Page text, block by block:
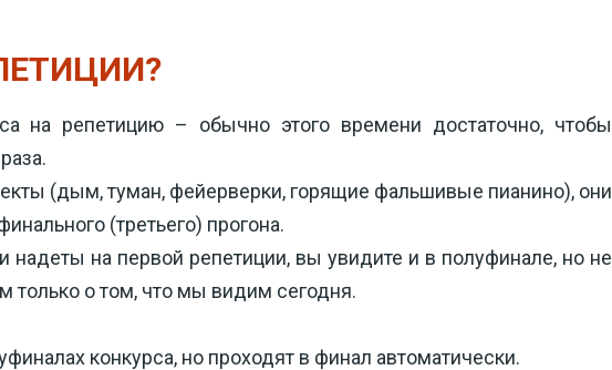
на репетицию – обычно этого времени достаточно, чтобы
(дым, туман, фейерверки, горящие фальшивые пианино), они
(третьего) прогона.
на первой репетиции, вы увидите и в полуфинале, но не
только о том, что мы видим сегодня.
конкурса, но проходят в финал автоматически.